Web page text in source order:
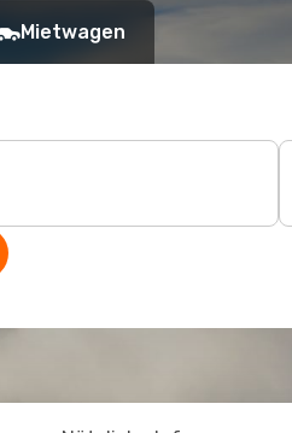
Mietwagen